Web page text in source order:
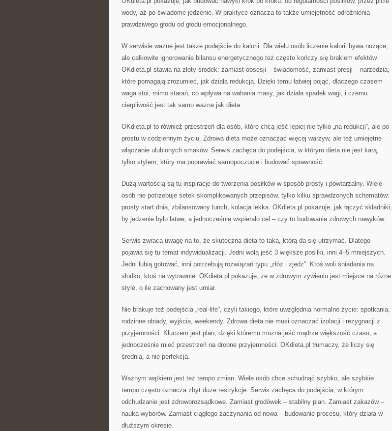
wody, aż po świadome jedzenie. W praktyce oznacza to także umiejętność odróżnienia
prawdziwego głodu od głodu emocjonalnego.
W serwisie ważne jest także podejście do kalorii. Dla wielu osób liczenie kalorii bywa nużące,
ale całkowite ignorowanie bilansu energetycznego też często kończy się brakiem efektów.
OKdieta.pl stawia na złoty środek: zamiast obsesji – świadomość, zamiast presji – narzędzia,
które pomagają zrozumieć, jak działa redukcja. Dzięki temu łatwiej pojąć, dlaczego czasem
waga stoi, mimo starań, co wpływa na wahania masy, jak działa spadek wagi, i czemu
cierpliwość jest tak samo ważna jak dieta.
OKdieta.pl to również przestrzeń dla osób, które chcą jeść lepiej nie tylko „na redukcji”, ale po
prostu w codziennym życiu. Zdrowa dieta może oznaczać więcej warzyw, ale też umiejętne
włączanie ulubionych smaków. Serwis zachęca do podejścia, w którym dieta nie jest karą,
tylko stylem, który ma poprawiać samopoczucie i budować sprawność.
Dużą wartością są tu inspiracje do tworzenia posiłków w sposób prosty i powtarzalny. Wiele
osób nie potrzebuje setek skomplikowanych przepisów, tylko kilku sprawdzonych schematów:
prosty start dnia, zbilansowany lunch, kolacja lekka. OKdieta.pl pokazuje, jak łączyć składniki,
by jedzenie było łatwe, a jednocześnie wspierało cel – czy to budowanie zdrowych nawyków.
Serwis zwraca uwagę na to, że skuteczna dieta to taka, którą da się utrzymać. Dlatego
pojawia się tu temat indywidualizacji. Jedni wolą jeść 3 większe posiłki, inni 4–5 mniejszych.
Jedni lubią gotować, inni potrzebują rozwiązań typu „złóż i zjedz”. Ktoś woli śniadania na
słodko, ktoś na wytrawnie. OKdieta.pl pokazuje, że w zdrowym żywieniu jest miejsce na różne
style, o ile zachowany jest umiar.
Nie brakuje też podejścia „real-life”, czyli takiego, które uwzględnia normalne życie: spotkania,
rodzinne obiady, wyjścia, weekendy. Zdrowa dieta nie musi oznaczać izolacji i rezygnacji z
przyjemności. Kluczem jest plan, dzięki któremu można jeść mądrze większość czasu, a
jednocześnie mieć przestrzeń na drobne przyjemności. OKdieta.pl tłumaczy, że liczy się
średnia, a nie perfekcja.
Ważnym wątkiem jest też tempo zmian. Wiele osób chce schudnąć szybko, ale szybkie
tempo często oznacza zbyt duże restrykcje. Serwis zachęca do podejścia, w którym
odchudzanie jest zdroworozsądkowe. Zamiast głodówek – stabilny plan. Zamiast zakazów –
nauka wyborów. Zamiast ciągłego zaczynania od nowa – budowanie procesu, który działa w
dłuższym okresie.